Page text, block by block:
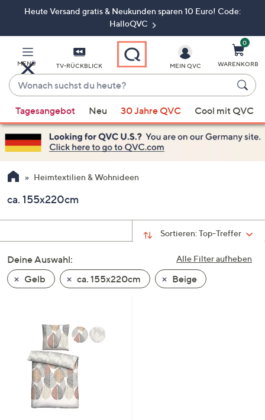
ZumHeute Versand gratis & Neukunden sparen 10 Euro! Code:
HalloQVC
MENÜ TV-RÜCKBLICK
Wonach
suchst
du
heute?
Vorschläge
verfügbar
sind,
verwenden
Sie
Pfeiltasten
nach
und
nach
unten
oder
Geräten
MEIN QVC
0
WARENKORB
Tagesangebot Neu 30 Jahre QVC Cool mit QVC
Heimtextilien & Wohnideen
ca. 155x220cm
Sortieren:Top-Treffer
Alle Filter aufheben
Deine Auswahl:
Gelb
ca. 155x220cm Beige